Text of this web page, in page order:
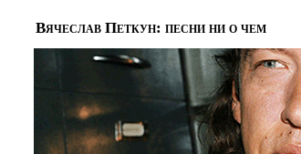
Вячеслав Петкун: песни ни о чем